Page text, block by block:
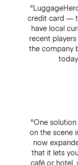
credit card —
have local
recent
the company
"One
on the scene
now
that it lets
café or hotel,